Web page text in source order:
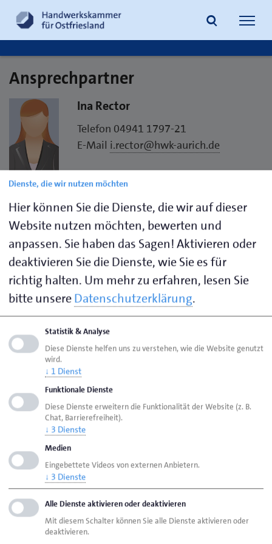
Suche
Ansprechpartner
Ina Rector
Telefon 04941 1797-21
E-Mail i.rector@hwk-aurich.de
Handwerkskammer für Ostfriesland
26603 Aurich
Visitenkarte speichern (.vcf)
Ihre Ansprechpartnerin zu folgenden Themen:
Abschlussprüfungswesen
Berufsbildungsausschuss
Gesellenprüfungswesen
Umschulungsprüfungswesen
Seite empfehlen
Seite drucken
Seite aktualisiert am 12. Juni 2026
HWK Aurich Ansprechpartner
Rector, Ina
Dienste, die wir nutzen möchten
Hier können Sie die Dienste, die wir auf dieser
Website nutzen möchten, bewerten und
anpassen. Sie haben das Sagen! Aktivieren oder
deaktivieren Sie die Dienste, wie Sie es für
richtig halten. Um mehr zu erfahren, lesen Sie
bitte unsereDatenschutzerklärung.
Statistik & Analyse
Diese Dienste helfen uns zu verstehen, wie die Website genutzt
wird.
↓ 1 Dienst
Funktionale Dienste
Diese Dienste erweitern die Funktionalität der Website (z. B.
Chat, Barrierefreiheit).
↓ 3 Dienste
Medien
Eingebettete Videos von externen Anbietern.
↓ 3 Dienste
Alle Dienste aktivieren oder deaktivieren
Mit diesem Schalter können Sie alle Dienste aktivieren oder
deaktivieren.